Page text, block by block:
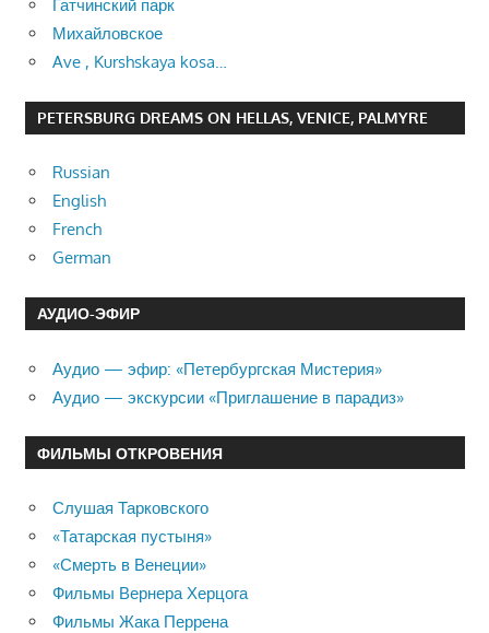
Гатчинский парк
Михайловское
Ave , Kurshskaya kosa…
PETERSBURG DREAMS ON HELLAS, VENICE, PALMYRE
Russian
English
French
German
АУДИО-ЭФИР
Аудио — эфир: «Петербургская Мистерия»
Аудио — экскурсии «Приглашение в парадиз»
ФИЛЬМЫ ОТКРОВЕНИЯ
Слушая Тарковского
«Татарская пустыня»
«Смерть в Венеции»
Фильмы Вернера Херцога
Фильмы Жака Перрена